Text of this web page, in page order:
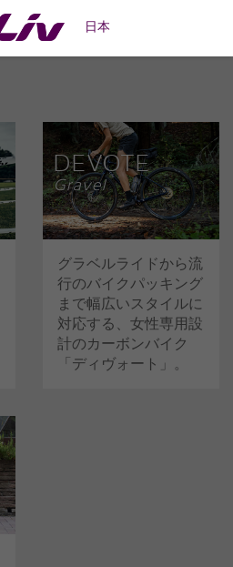
日本
DEVOTE
Gravel
グラベルライドから流
行のバイクパッキング
まで幅広いスタイルに
対応する、女性専用設
計のカーボンバイク
「ディヴォート」。